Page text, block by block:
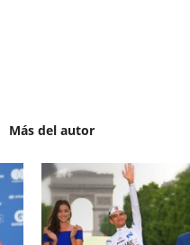
Más del autor